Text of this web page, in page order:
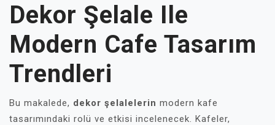
Dekor Şelale Ile
Modern Cafe Tasarım
Trendleri
Bu makalede, dekor şelalelerin modern kafe
tasarımındaki rolü ve etkisi incelenecek. Kafeler,